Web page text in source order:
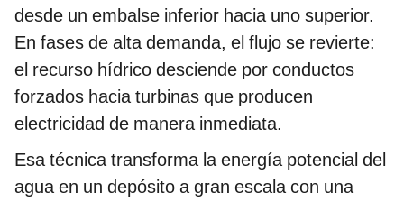
desde un embalse inferior hacia uno superior.
En fases de alta demanda, el flujo se revierte:
el recurso hídrico desciende por conductos
forzados hacia turbinas que producen
electricidad de manera inmediata.
Esa técnica transforma la energía potencial del
agua en un depósito a gran escala con una